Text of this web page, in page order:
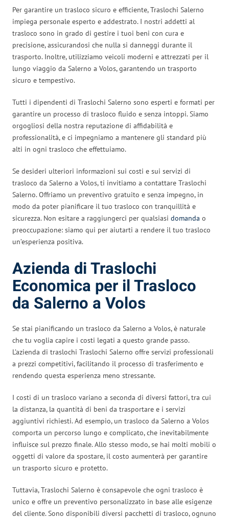
Per garantire un trasloco sicuro e efficiente, Traslochi Salerno
impiega personale esperto e addestrato. I nostri addetti al
trasloco sono in grado di gestire i tuoi beni con cura e
precisione, assicurandosi che nulla si danneggi durante il
trasporto. Inoltre, utilizziamo veicoli moderni e attrezzati per il
lungo viaggio da Salerno a Volos, garantendo un trasporto
sicuro e tempestivo.
Tutti i dipendenti di Traslochi Salerno sono esperti e formati per
garantire un processo di trasloco fluido e senza intoppi. Siamo
orgogliosi della nostra reputazione di affidabilità e
professionalità, e ci impegniamo a mantenere gli standard più
alti in ogni trasloco che effettuiamo.
Se desideri ulteriori informazioni sui costi e sui servizi di
trasloco da Salerno a Volos, ti invitiamo a contattare Traslochi
Salerno. Offriamo un preventivo gratuito e senza impegno, in
modo da poter pianificare il tuo trasloco con tranquillità e
sicurezza. Non esitare a raggiungerci per qualsiasi domanda o
preoccupazione: siamo qui per aiutarti a rendere il tuo trasloco
un’esperienza positiva.
Azienda di Traslochi
Economica per il Trasloco
da Salerno a Volos
Se stai pianificando un trasloco da Salerno a Volos, è naturale
che tu voglia capire i costi legati a questo grande passo.
L’azienda di traslochi Traslochi Salerno offre servizi professionali
a prezzi competitivi, facilitando il processo di trasferimento e
rendendo questa esperienza meno stressante.
I costi di un trasloco variano a seconda di diversi fattori, tra cui
la distanza, la quantità di beni da trasportare e i servizi
aggiuntivi richiesti. Ad esempio, un trasloco da Salerno a Volos
comporta un percorso lungo e complicato, che inevitabilmente
influisce sul prezzo finale. Allo stesso modo, se hai molti mobili o
oggetti di valore da spostare, il costo aumenterà per garantire
un trasporto sicuro e protetto.
Tuttavia, Traslochi Salerno è consapevole che ogni trasloco è
unico e offre un preventivo personalizzato in base alle esigenze
del cliente. Sono disponibili diversi pacchetti di trasloco, ognuno